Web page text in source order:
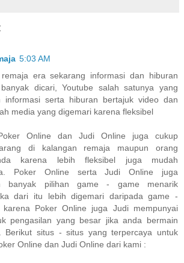
5:03 AM
era sekarang informasi dan hiburan
dicari, Youtube salah satunya yang
informasi serta hiburan bertajuk video dan
media yang digemari karena fleksibel
Online dan Judi Online juga cukup
di kalangan remaja maupun orang
karena lebih fleksibel juga mudah
Poker Online serta Judi Online juga
banyak pilihan game - game menarik
dari itu lebih digemari daripada game -
Poker Online juga Judi mempunyai
pengasilan yang besar jika anda bermain
Berikut situs - situs yang terpercaya untuk
Online dan Judi Online dari kami :